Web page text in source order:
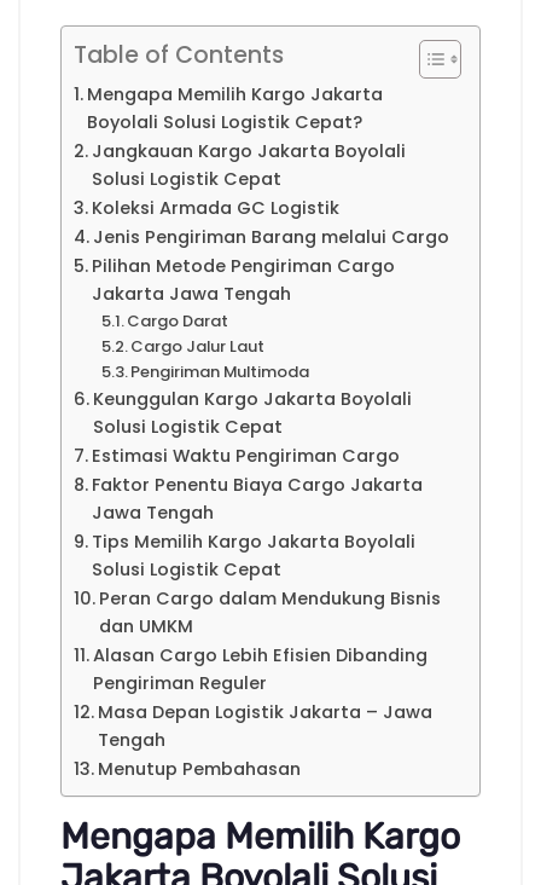
Table of Contents
Mengapa Memilih Kargo Jakarta
Boyolali Solusi Logistik Cepat?
Jangkauan Kargo Jakarta Boyolali
Solusi Logistik Cepat
Koleksi Armada GC Logistik
Jenis Pengiriman Barang melalui Cargo
Pilihan Metode Pengiriman Cargo
Jakarta Jawa Tengah
Cargo Darat
Cargo Jalur Laut
Pengiriman Multimoda
Keunggulan Kargo Jakarta Boyolali
Solusi Logistik Cepat
Estimasi Waktu Pengiriman Cargo
Faktor Penentu Biaya Cargo Jakarta
Jawa Tengah
Tips Memilih Kargo Jakarta Boyolali
Solusi Logistik Cepat
Peran Cargo dalam Mendukung Bisnis
dan UMKM
Alasan Cargo Lebih Efisien Dibanding
Pengiriman Reguler
Masa Depan Logistik Jakarta – Jawa
Tengah
Menutup Pembahasan
Mengapa Memilih Kargo